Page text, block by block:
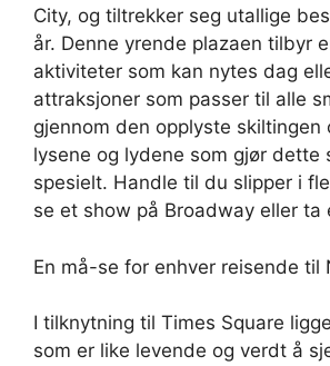
City, og tiltrekker seg utallige
år. Denne yrende plazaen tilbyr
aktiviteter som kan nytes dag
attraksjoner som passer til alle
gjennom den opplyste skiltingen
lysene og lydene som gjør dette
spesielt. Handle til du slipper i
se et show på Broadway eller ta
En må-se for enhver reisende til
I tilknytning til Times Square
som er like levende og verdt å